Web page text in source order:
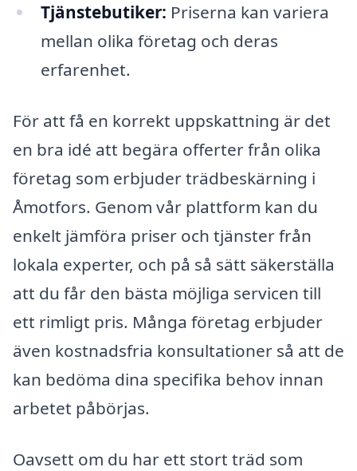
Tjänstebutiker: Priserna kan variera
mellan olika företag och deras
erfarenhet.
För att få en korrekt uppskattning är det
en bra idé att begära offerter från olika
företag som erbjuder trädbeskärning i
Åmotfors. Genom vår plattform kan du
enkelt jämföra priser och tjänster från
lokala experter, och på så sätt säkerställa
att du får den bästa möjliga servicen till
ett rimligt pris. Många företag erbjuder
även kostnadsfria konsultationer så att de
kan bedöma dina specifika behov innan
arbetet påbörjas.
Oavsett om du har ett stort träd som